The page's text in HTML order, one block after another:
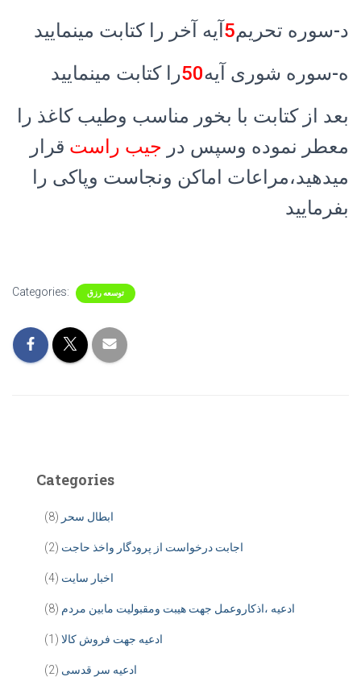
د-سوره تحریم5آیه آخر را کتابت مینمایید
ه-سوره شوری آیه50را کتابت مینمایید
بعد از کتابت با بخور مناسب وطیب کاغذ را
معطر نموده وسپس در جیب راست قرار
میدهید،مراعات اماکن ونجاست وپاکی را
بفرمایید
Categories: توسعه رزق
Categories
ابطال سحر (8)
اجابت درخواست از پرودگار واخذ حاجت (2)
اخبار سایت (4)
ادعیه ،اذکاروعمل جهت هیبت ومقبولیت مابین مردم (8)
ادعیه جهت فروش کالا (1)
ادعیه سر قدسی (2)